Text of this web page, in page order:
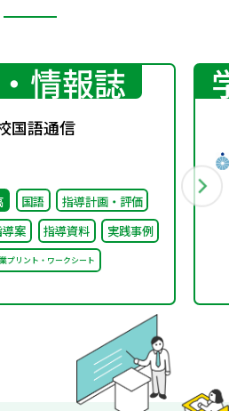
情報誌
国語通信
国語
指導計画・評価
案
指導資料 実践事例
プリント・ワークシート